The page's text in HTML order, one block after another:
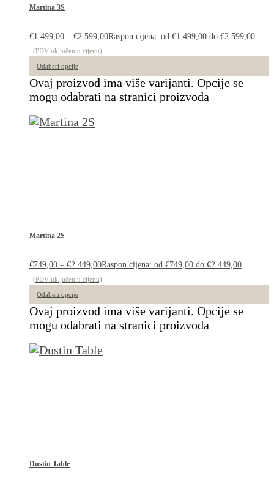
Martina 3S
€1.499,00 – €2.599,00Raspon cijena: od €1.499,00 do €2.599,00
(PDV uključen u cijenu)
Odaberi opcije
Ovaj proizvod ima više varijanti. Opcije se
mogu odabrati na stranici proizvoda
Martina 2S
€749,00 – €2.449,00Raspon cijena: od €749,00 do €2.449,00
(PDV uključen u cijenu)
Odaberi opcije
Ovaj proizvod ima više varijanti. Opcije se
mogu odabrati na stranici proizvoda
Dustin Table